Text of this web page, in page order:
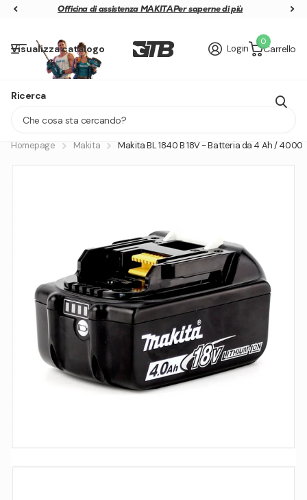
Officina di assistenza MAKITAPer saperne di più
Officina di assistenza MAKITA
Visualizza catalogo
Ricerca
Login Carrello
0
Lieferung in 1 - 2 Tagen
Homepage Makita Makita BL 1840 B 18V - Batteria da 4 Ah / 4000